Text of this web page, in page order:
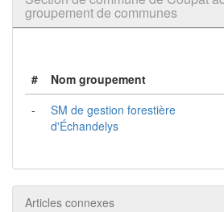
groupement de communes
# Nom groupement
-
SM de gestion forestière
d'Échandelys
Articles connexes